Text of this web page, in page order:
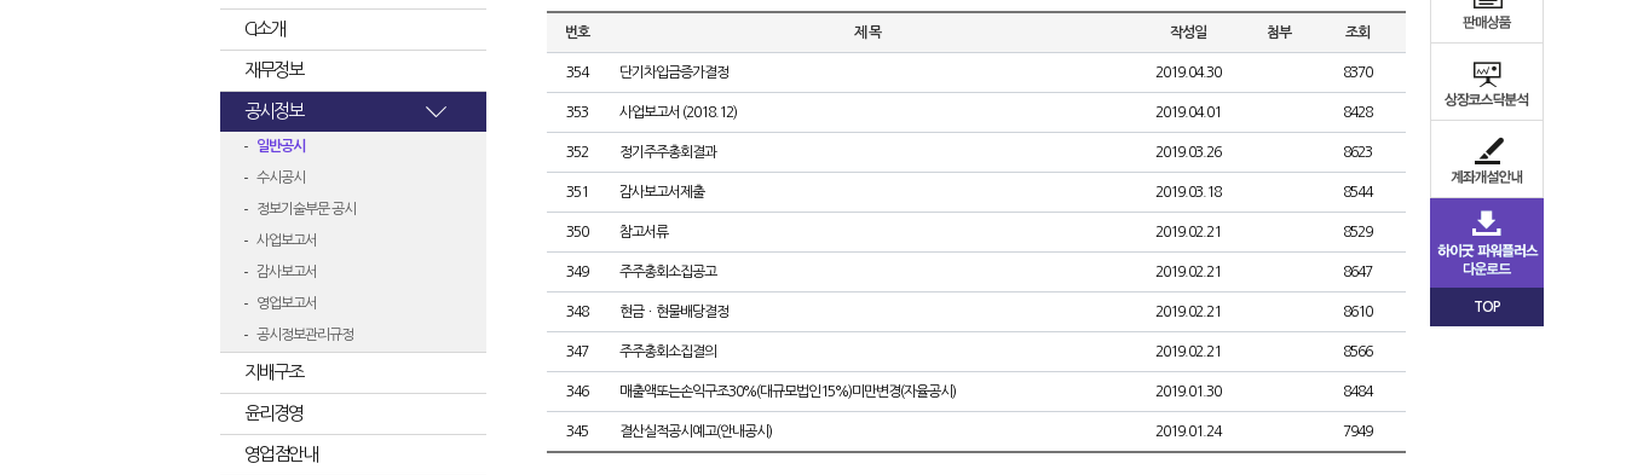
CI소개
재무정보
공시정보
일반공시
수시공시
정보기술부문 공시
사업보고서
감사보고서
영업보고서
공시정보관리규정
지배구조
윤리경영
영업점안내
번호 제 목 작성일 첨부 조회
354 단기차입금증가결정 2019.04.30 8370
353 사업보고서 (2018.12) 2019.04.01 8428
352 정기주주총회결과 2019.03.26 8623
351 감사보고서제출 2019.03.18 8544
350 참고서류 2019.02.21 8529
349 주주총회소집공고 2019.02.21 8647
348 현금ㆍ현물배당결정 2019.02.21 8610
347 주주총회소집결의 2019.02.21 8566
346 매출액또는손익구조30%(대규모법인15%)미만변경(자율공시) 2019.01.30 8484
345 결산실적공시예고(안내공시) 2019.01.24 7949
TOP